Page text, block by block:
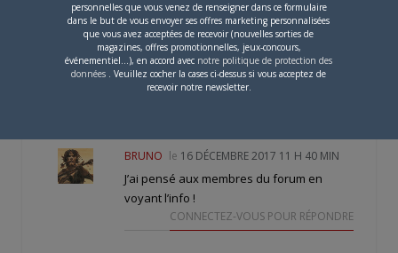
2 COMMENTAIRES
FEANOR-CURUFINWE le
15 DÉCEMBRE 2017 14 H 34 MIN
BRUNO le 16 DÉCEMBRE 2017 11 H 40 MIN
J’ai pensé aux membres du forum en
voyant l’info !
CONNECTEZ-VOUS POUR RÉPONDRE
personnelles que vous venez de renseigner dans ce formulaire
dans le but de vous envoyer ses offres marketing personnalisées
que vous avez acceptées de recevoir (nouvelles sorties de
magazines, offres promotionnelles, jeux-concours,
événementiel...), en accord avec notre politique de protection des
données . Veuillez cocher la cases ci-dessus si vous acceptez de
recevoir notre newsletter.